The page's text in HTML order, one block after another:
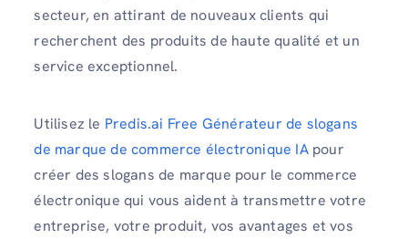
secteur, en attirant de nouveaux clients qui
recherchent des produits de haute qualité et un
service exceptionnel.
Utilisez le Predis.ai Free Générateur de slogans
de marque de commerce électronique IApour
créer des slogans de marque pour le commerce
électronique qui vous aident à transmettre votre
entreprise, votre produit, vos avantages et vos